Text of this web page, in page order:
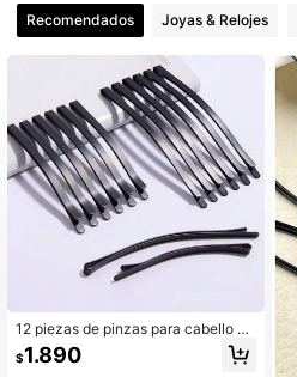
4,68 37 Seguidores
4,68 37 Seguidores
4,68 37 Seguidores
4,68
37 Seguidores
Recomendados Joyas & Relojes
12 piezas de pinzas para cabello ne
gro , reforzadas y engrosadas. Pinz
as para cabello largo con pinzas lat
$1.890